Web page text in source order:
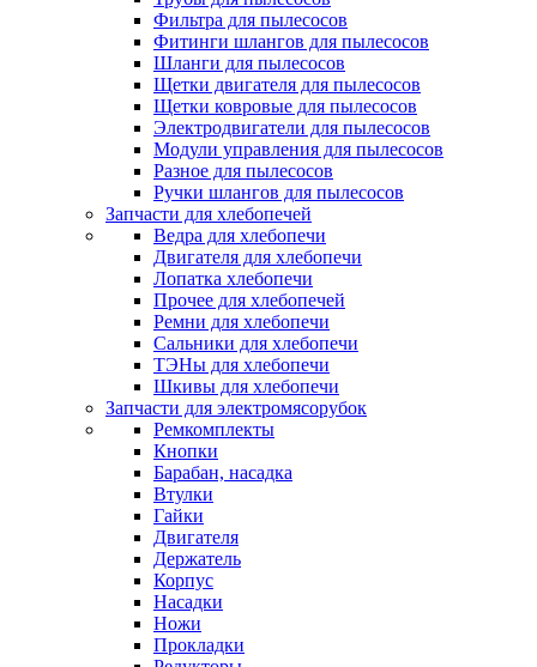
Фильтра для пылесосов
Фитинги шлангов для пылесосов
Шланги для пылесосов
Щетки двигателя для пылесосов
Щетки ковровые для пылесосов
Электродвигатели для пылесосов
Модули управления для пылесосов
Разное для пылесосов
Ручки шлангов для пылесосов
Запчасти для хлебопечей
Ведра для хлебопечи
Двигателя для хлебопечи
Лопатка хлебопечи
Прочее для хлебопечей
Ремни для хлебопечи
Сальники для хлебопечи
ТЭНы для хлебопечи
Шкивы для хлебопечи
Запчасти для электромясорубок
Ремкомплекты
Кнопки
Барабан, насадка
Втулки
Гайки
Двигателя
Держатель
Корпус
Насадки
Ножи
Прокладки